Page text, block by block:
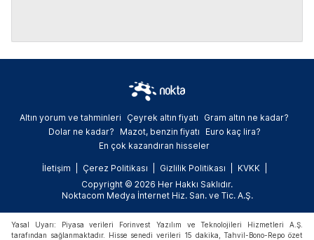
Altın yorum ve tahminleri Çeyrek altın fiyatı
Gram altın ne kadar?
Dolar ne kadar?
Mazot, benzin fiyatı
Euro kaç lira?
En çok kazandıran hisseler
İletişim Çerez Politikası Gizlilik Politikası
KVKK
Copyright © 2026 Her Hakkı Saklıdır.
Noktacom Medya İnternet Hiz. San. ve Tic. A.Ş.
Yasal Uyarı: Piyasa verileri Forinvest Yazılım ve Teknolojileri Hizmetleri A.Ş.
tarafından sağlanmaktadır. Hisse senedi verileri 15 dakika, Tahvil-Bono-Repo özet